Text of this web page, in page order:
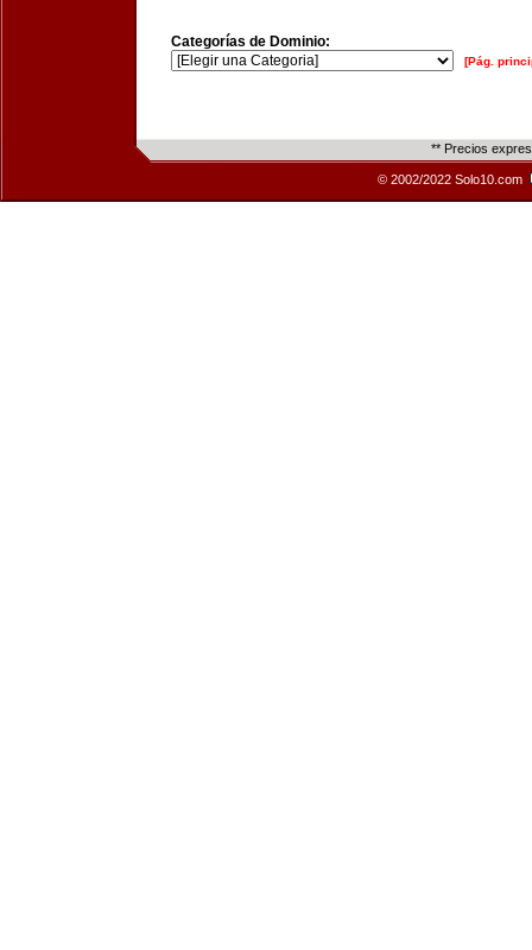
Categorías de Dominio:
[Pág.
** Precios
© 2002/2022 Solo10.com